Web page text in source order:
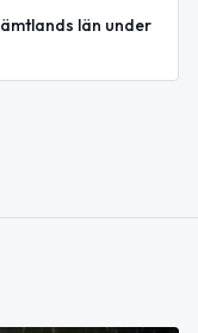
län under